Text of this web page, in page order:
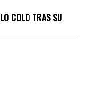
COLO TRAS SU